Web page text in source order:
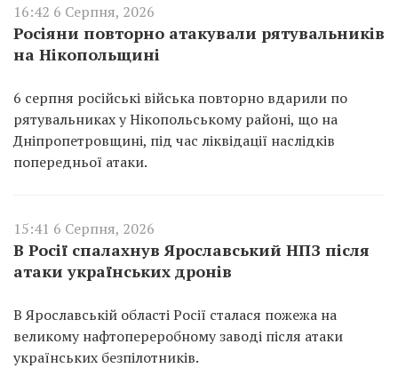
16:42 6 Серпня, 2026
Росіяни повторно атакували рятувальників
на Нікопольщині
6 серпня російські війська повторно вдарили по
рятувальниках у Нікопольському районі, що на
Дніпропетровщині, під час ліквідації наслідків
попередньої атаки.
15:41 6 Серпня, 2026
В Росії спалахнув Ярославський НПЗ після
атаки українських дронів
В Ярославській області Росії сталася пожежа на
великому нафтопереробному заводі після атаки
українських безпілотників.